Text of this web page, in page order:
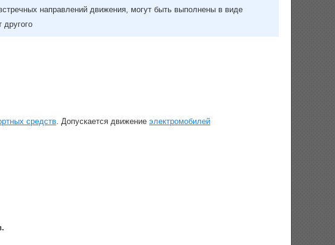
направлений движения, могут быть выполнены в виде
средств. Допускается движение электромобилей